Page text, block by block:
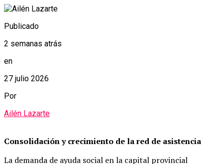
Publicado
2 semanas atrás
en
27 julio 2026
Por
Ailén Lazarte
Consolidación y crecimiento de la red de asistencia
La demanda de ayuda social en la capital provincial